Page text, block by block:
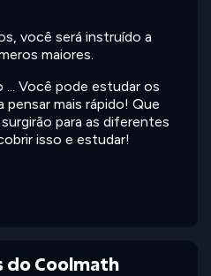
você será instruído a
maiores.
Você pode estudar os
pensar mais rápido! Que
para as diferentes
isso e estudar!
do Coolmath